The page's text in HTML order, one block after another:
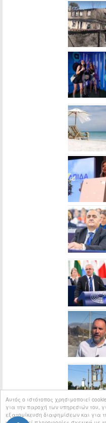
Αυτός ο ιστότοπος χρησιμοποιεί
για την παροχή των υπηρεσιών του,
εξατομίκευση διαφημίσεων και για